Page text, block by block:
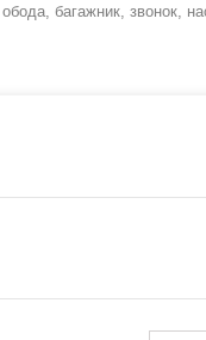
багажник, звонок,